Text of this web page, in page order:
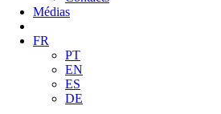
Médias
FR
PT
EN
ES
DE